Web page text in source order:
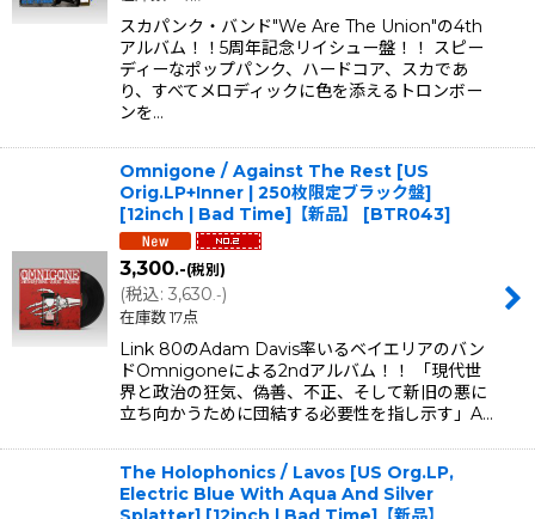
スカパンク・バンド"We Are The Union"の4th
アルバム！！5周年記念リイシュー盤！！ スピー
ディーなポップパンク、ハードコア、スカであ
り、すべてメロディックに色を添えるトロンボー
ンを…
Omnigone / Against The Rest [US
Orig.LP+Inner | 250枚限定ブラック盤]
[12inch | Bad Time]【新品】
[BTR043]
3,300.-(税別)
(税込: 3,630.-)
在庫数 17点
Link 80のAdam Davis率いるベイエリアのバン
ドOmnigoneによる2ndアルバム！！ 「現代世
界と政治の狂気、偽善、不正、そして新旧の悪に
立ち向かうために団結する必要性を指し示す」A…
The Holophonics / Lavos [US Org.LP,
Electric Blue With Aqua And Silver